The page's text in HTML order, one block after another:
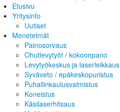
Etusivu
Yritysinfo
Uutiset
Menetelmät
Painosorvaus
Ohutlevytyöt / kokoonpano
Levytyökeskus ja laserleikkaus
Syväveto / epäkeskopuristus
Puhallinkaulusvalmistus
Koneistus
Käsilaserhitsaus